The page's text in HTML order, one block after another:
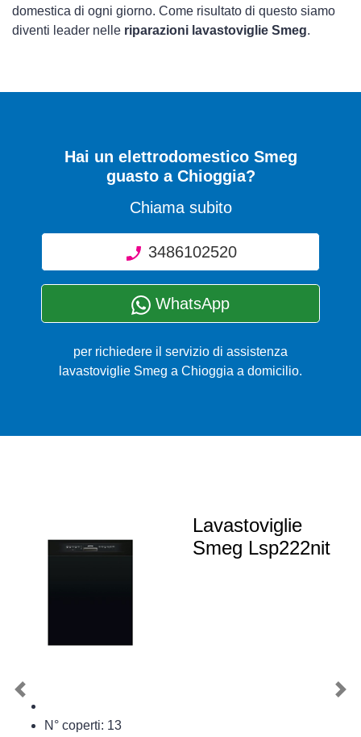
domestica di ogni giorno. Come risultato di questo siamo
diventi leader nelle riparazioni lavastoviglie Smeg.
Hai un elettrodomestico Smeg
guasto a Chioggia?
Chiama subito
3486102520
WhatsApp
per richiedere il servizio di assistenza
lavastoviglie Smeg a Chioggia a domicilio.
Lavastoviglie
Smeg Lsp222nit
N° coperti: 13
Previous